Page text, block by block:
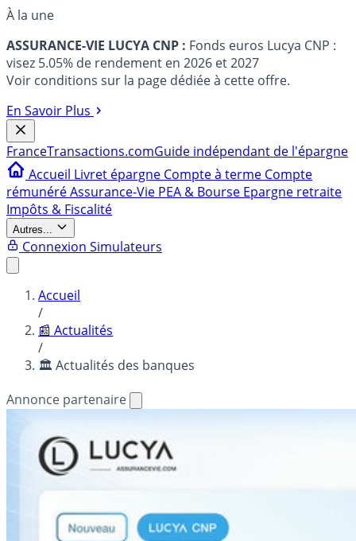
À la une
ASSURANCE-VIE LUCYA CNP : Fonds euros Lucya CNP :
visez 5.05% de rendement en 2026 et 2027
Voir conditions sur la page dédiée à cette offre.
En Savoir Plus
FranceTransactions.comGuide indépendant de l'épargne
Accueil Livret épargne Compte à terme Compte
rémunéréAssurance-Vie PEA & Bourse Epargne retraite
Impôts & Fiscalité
Autres...
Connexion Simulateurs
Accueil
/
📰 Actualités
/
🏛️ Actualités des banques
Annonce partenaire